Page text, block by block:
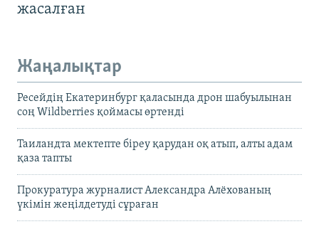
жасалған
Жаңалықтар
Ресейдің Екатеринбург қаласында дрон шабуылынан
соң Wildberries қоймасы өртенді
Таиландта мектепте біреу қарудан оқ атып, алты адам
қаза тапты
Прокуратура журналист Александра Алёхованың
үкімін жеңілдетуді сұраған